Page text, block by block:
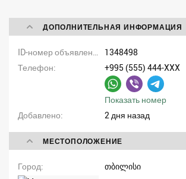
ДОПОЛНИТЕЛЬНАЯ ИНФОРМАЦИЯ
1348498
Телефон
+995 (555) 444-XXX
Показать номер
Добавлено
2 дня назад
МЕСТОПОЛОЖЕНИЕ
Город თბილისი